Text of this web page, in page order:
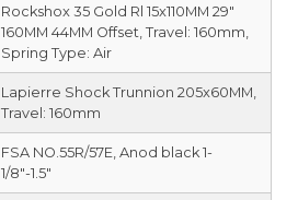
Rockshox 35 Gold Rl 15x110MM 29″
160MM 44MM Offset, Travel: 160mm,
Spring Type: Air
Lapierre Shock Trunnion 205x60MM,
Travel: 160mm
FSA NO.55R/57E, Anod black 1-
1/8″-1.5″